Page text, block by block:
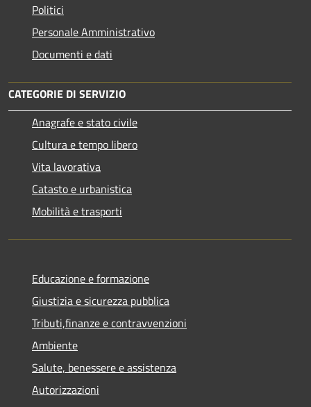
Politici
Personale Amministrativo
Documenti e dati
CATEGORIE DI SERVIZIO
Anagrafe e stato civile
Cultura e tempo libero
Vita lavorativa
Catasto e urbanistica
Mobilità e trasporti
Educazione e formazione
Giustizia e sicurezza pubblica
Tributi,finanze e contravvenzioni
Ambiente
Salute, benessere e assistenza
Autorizzazioni